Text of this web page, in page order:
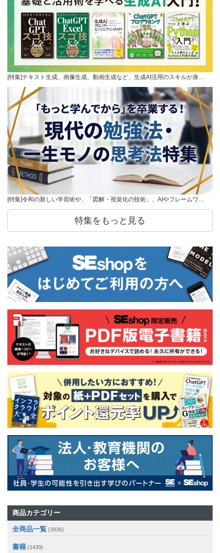
[特集]テキスト生成、画像生成、動画生成など、生成AI活用のスキルが身…
[特集]令和の新しい学習術や、「図解・視覚化の技術」、AIやフレームワ…
特集をもっと見る
商品カテゴリー
全商品一覧 (3936)
書籍 (1439)